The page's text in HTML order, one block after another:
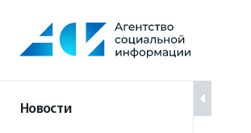
содержанию
Новости